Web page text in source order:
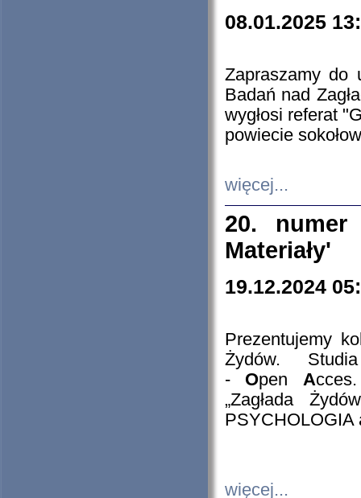
08.01.2025
Zapraszamy do
Badań nad
wygłosi referat
powiecie
więcej...
20. numer
Materiały'
19.12.2024
Prezentujemy
Żydów.
- Open A
„Zagłada
PSYCHOLOGIA
więcej...